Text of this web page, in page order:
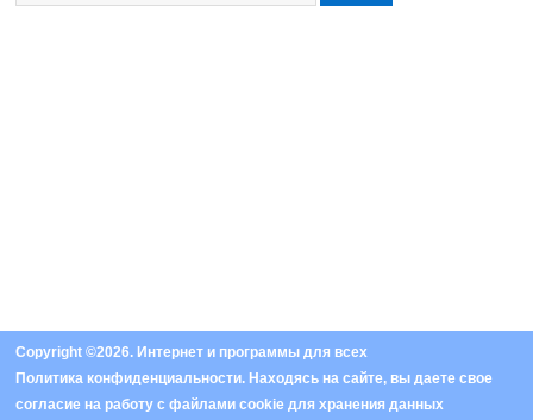
Copyright ©2026. Интернет и программы для всех
Политика конфиденциальности. Находясь на сайте, вы даете свое
согласие на работу сфайлами cookie для хранения данных